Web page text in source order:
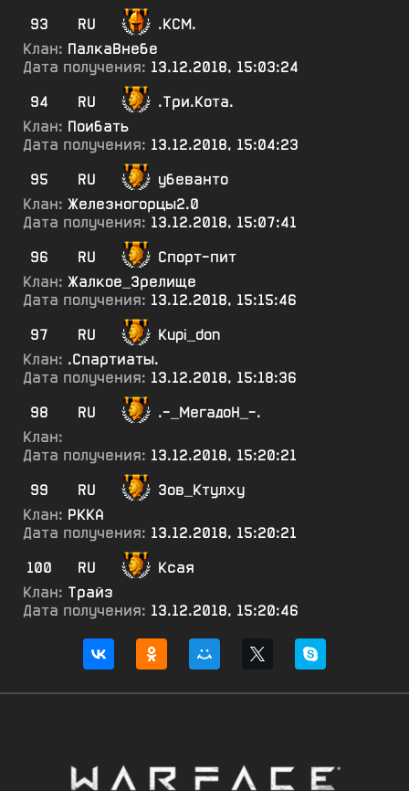
93
RU
.КСМ.
Клан: ПалкаВнебе
Дата получения: 13.12.2018, 15:03:24
94
RU
.Три.Кота.
Клан: Поибать
Дата получения: 13.12.2018, 15:04:23
95
RU
убеванто
Клан: Железногорцы2.0
Дата получения: 13.12.2018, 15:07:41
96
RU
Спорт-пит
Клан: Жалкое_3релище
Дата получения: 13.12.2018, 15:15:46
97
RU
Kupi_don
Клан: .Спартиаты.
Дата получения: 13.12.2018, 15:18:36
98
RU
.-_МегадоН_-.
Клан:
Дата получения: 13.12.2018, 15:20:21
99
RU
Зов_Ктулху
Клан: РККА
Дата получения: 13.12.2018, 15:20:21
100
RU
Ксая
Клан: Трайз
Дата получения: 13.12.2018, 15:20:46